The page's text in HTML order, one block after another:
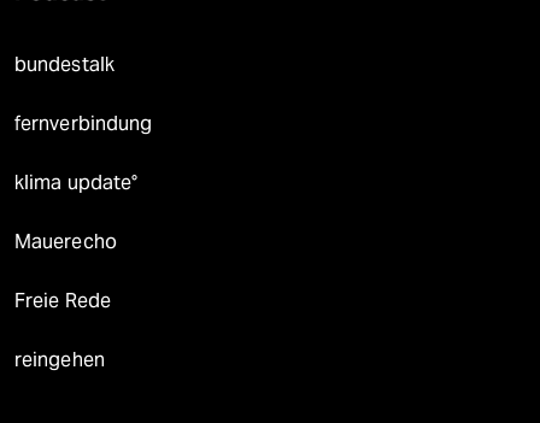
bundestalk
fernverbindung
klima update°
Mauerecho
Freie Rede
reingehen